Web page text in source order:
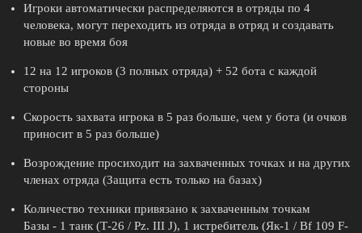
Игроки автоматически распределяются в отряды по 4
человека, могут переходить из отряда в отряд и создавать
новые во время боя
12 на 12 игроков (3 полных отряда) + 52 бота с каждой
стороны
Скорость захвата игрока в 5 раз больше, чем у бота (и очков
приносит в 5 раз больше)
Возрождение просиходит на захваченных точках и на других
членах отряда (Защита есть только на базах)
Количество техники привязано к захваченным точкам
Базы - 1 танк (Т-26 / Pz. III J), 1 истребитель (Як-1 / Bf 109 F-